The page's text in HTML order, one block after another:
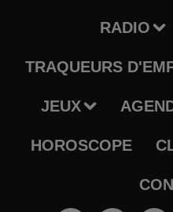
RADIO
TRAQUEURS
JEUX
HOROSCOPE